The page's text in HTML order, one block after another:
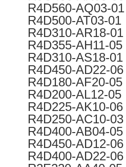
R4D560-AQ03-01
R4D500-AT03-01
R4D310-AR18-01
R4D355-AH11-05
R4D310-AS18-01
R4D450-AD22-06
R4D180-AF20-05
R4D200-AL12-05
R4D225-AK10-06
R4D250-AC10-03
R4D400-AB04-05
R4D450-AD12-06
R4D400-AD22-06